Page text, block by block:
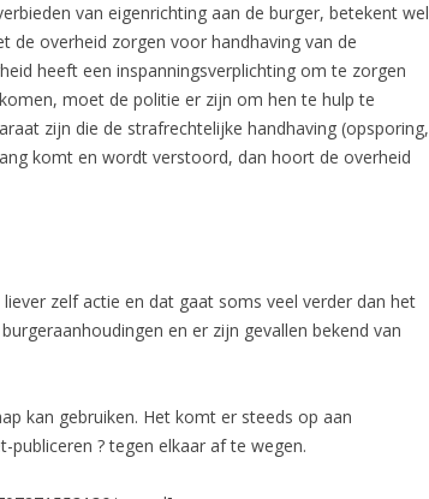
van eigenrichting aan de burger, betekent wel
de overheid zorgen voor handhaving van de
heeft een inspanningsverplichting om te zorgen
moet de politie er zijn om hen te hulp te
zijn die de strafrechtelijke handhaving (opsporing,
komt en wordt verstoord, dan hoort de overheid
zelf actie en dat gaat soms veel verder dan het
en er zijn gevallen bekend van
kan gebruiken. Het komt er steeds op aan
? tegen elkaar af te wegen.